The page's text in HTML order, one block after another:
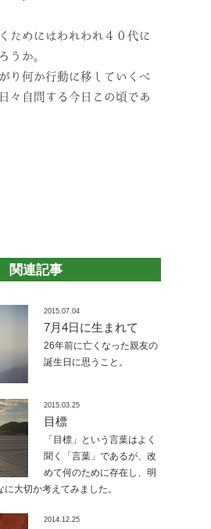
ためにはわれわれ４０代に
うか。
り何か行動に移していくべ
々自問する今日この頃であ
関連記事
2015.07.04
7月4日に生まれて
26年前に亡くなった親友の
誕生日に思うこと。
2015.03.25
目標
「目標」という言葉はよく
聞く「言葉」であるが、改
めて何のために存在し、明
大切か考えてみました。
2014.12.25